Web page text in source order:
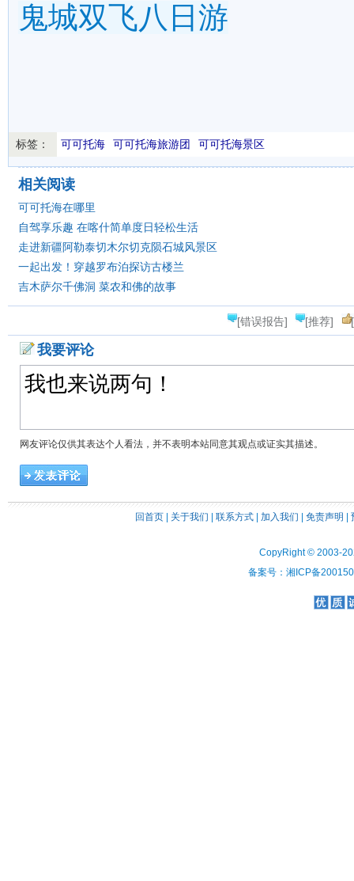
鬼城双飞八日游
标签： 可可托海 可可托海旅游团 可可托海景区
相关阅读
可可托海在哪里
自驾享乐趣 在喀什简单度日轻松生活
走进新疆阿勒泰切木尔切克陨石城风景区
一起出发！穿越罗布泊探访古楼兰
吉木萨尔千佛洞 菜农和佛的故事
[错误报告] [推荐]
我要评论
网友评论仅供其表达个人看法，并不表明本站同意其观点或证实其描述。
回首页| 关于我们 联系方式| 加入我们 免责声明
CopyRight © 2003-
备案号：湘ICP备